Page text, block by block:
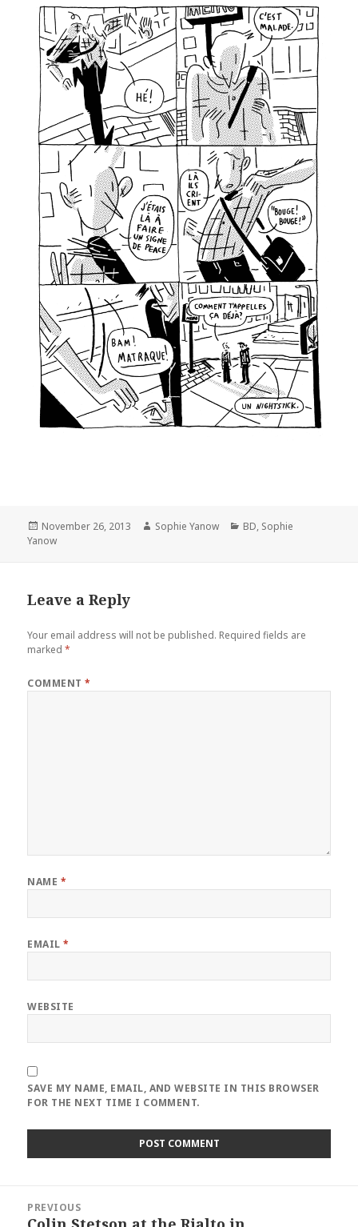
Posted
on
November 26, 2013 Author
Sophie Yanow Categories
BD, Sophie
Yanow
Leave a Reply
Your email address will not be published. Required fields are
marked*
COMMENT*
NAME *
EMAIL*
WEBSITE
SAVE MY NAME, EMAIL, AND WEBSITE IN THIS BROWSER
FOR THE NEXT TIME I COMMENT.
navigation
PREVIOUS
Previous